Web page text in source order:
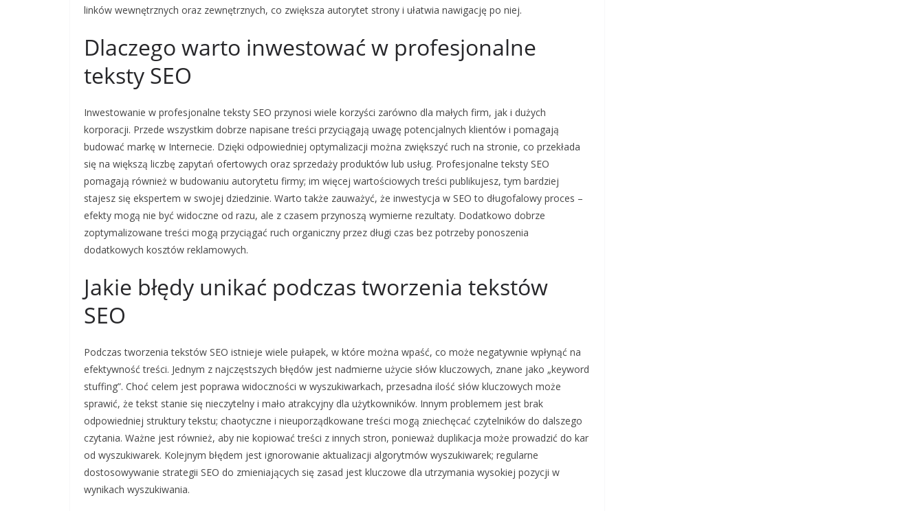
linków wewnętrznych oraz zewnętrznych, co zwiększa autorytet strony i ułatwia nawigację po niej.
Dlaczego warto inwestować w profesjonalne
teksty SEO
Inwestowanie w profesjonalne teksty SEO przynosi wiele korzyści zarówno dla małych firm, jak i dużych
korporacji. Przede wszystkim dobrze napisane treści przyciągają uwagę potencjalnych klientów i pomagają
budować markę w Internecie. Dzięki odpowiedniej optymalizacji można zwiększyć ruch na stronie, co przekłada
się na większą liczbę zapytań ofertowych oraz sprzedaży produktów lub usług. Profesjonalne teksty SEO
pomagają również w budowaniu autorytetu firmy; im więcej wartościowych treści publikujesz, tym bardziej
stajesz się ekspertem w swojej dziedzinie. Warto także zauważyć, że inwestycja w SEO to długofalowy proces –
efekty mogą nie być widoczne od razu, ale z czasem przynoszą wymierne rezultaty. Dodatkowo dobrze
zoptymalizowane treści mogą przyciągać ruch organiczny przez długi czas bez potrzeby ponoszenia
dodatkowych kosztów reklamowych.
Jakie błędy unikać podczas tworzenia tekstów
SEO
Podczas tworzenia tekstów SEO istnieje wiele pułapek, w które można wpaść, co może negatywnie wpłynąć na
efektywność treści. Jednym z najczęstszych błędów jest nadmierne użycie słów kluczowych, znane jako „keyword
stuffing”. Choć celem jest poprawa widoczności w wyszukiwarkach, przesadna ilość słów kluczowych może
sprawić, że tekst stanie się nieczytelny i mało atrakcyjny dla użytkowników. Innym problemem jest brak
odpowiedniej struktury tekstu; chaotyczne i nieuporządkowane treści mogą zniechęcać czytelników do dalszego
czytania. Ważne jest również, aby nie kopiować treści z innych stron, ponieważ duplikacja może prowadzić do kar
od wyszukiwarek. Kolejnym błędem jest ignorowanie aktualizacji algorytmów wyszukiwarek; regularne
dostosowywanie strategii SEO do zmieniających się zasad jest kluczowe dla utrzymania wysokiej pozycji w
wynikach wyszukiwania.